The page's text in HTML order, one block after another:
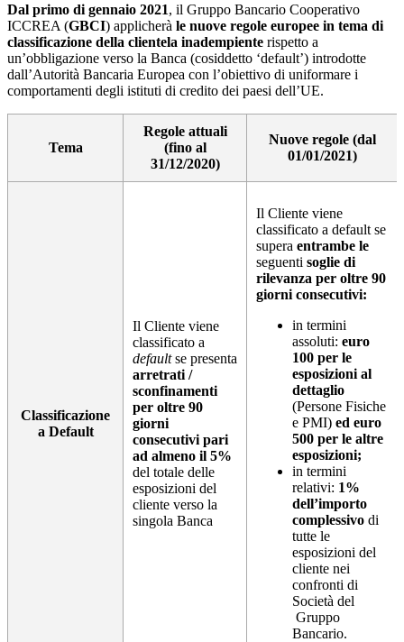
Dal primo di gennaio 2021, il Gruppo Bancario Cooperativo
ICCREA (GBCI) applicherà le nuove regole europee in tema di
classificazione della clientela inadempiente rispetto a
un’obbligazione verso la Banca (cosiddetto ‘default’) introdotte
dall’Autorità Bancaria Europea con l’obiettivo di uniformare i
comportamenti degli istituti di credito dei paesi dell’UE.
Tema
Regole attuali
(fino al
31/12/2020)
Nuove regole (dal
01/01/2021)
Classificazione
a Default
Il Cliente viene
classificato a
defaultse presenta
arretrati /
sconfinamenti
per oltre 90
giorni
consecutivi pari
ad almeno il 5%
del totale delle
esposizioni del
cliente verso la
singola Banca
Il Cliente viene
classificato a default se
supera entrambe le
seguenti soglie di
rilevanza per oltre 90
giorni consecutivi:
in termini
assoluti: euro
100 per le
esposizioni al
dettaglio
(Persone Fisiche
e PMI) ed euro
500 per le altre
esposizioni;
in termini
relativi: 1%
dell’importo
complessivo di
tutte le
esposizioni del
cliente nei
confronti di
Società del
Gruppo
Bancario.